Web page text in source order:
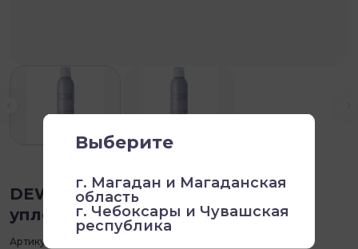
DEW PROFESSIONAL, Спрей- Мусс
уплотняющий для объёма, 300мл
Артикул:
Выберите
г. Магадан и Магаданская
область
г. Чебоксары и Чувашская
республика